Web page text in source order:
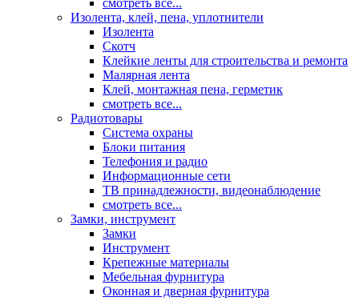
смотреть все...
Изолента, клей, пена, уплотнители
Изолента
Скотч
Клейкие ленты для строительства и ремонта
Малярная лента
Клей, монтажная пена, герметик
смотреть все...
Радиотовары
Система охраны
Блоки питания
Телефония и радио
Информационные сети
ТВ принадлежности, видеонаблюдение
смотреть все...
Замки, инструмент
Замки
Инструмент
Крепежные материалы
Мебельная фурнитура
Оконная и дверная фурнитура